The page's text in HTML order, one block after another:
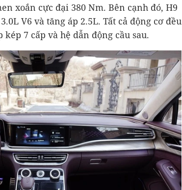
xoắn cực đại 380 Nm. Bên cạnh đó, H9
V6 và tăng áp 2.5L. Tất cả động cơ đều
7 cấp và hệ dẫn động cầu sau.